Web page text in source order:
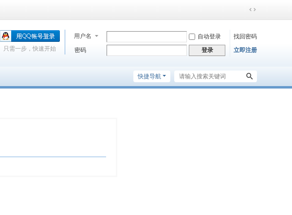
切
到
宽
版
用户名 自动登录
找回密码
密码
登录 立即注册
只需一步，快速开始
快捷导航